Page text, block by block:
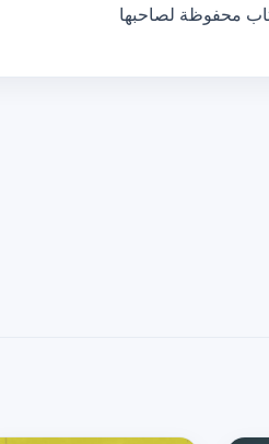
محفوظة لصاحبها